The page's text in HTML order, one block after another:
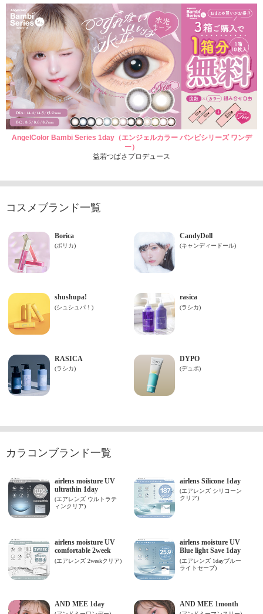
AngelColor Bambi Series 1day（エンジェルカラー バンビシリーズ ワンデ
ー）
益若つばさプロデュース
コスメブランド一覧
カラコンブランド一覧